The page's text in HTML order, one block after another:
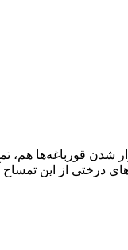
شدن قورباغه‌ها هم،
درختی از این